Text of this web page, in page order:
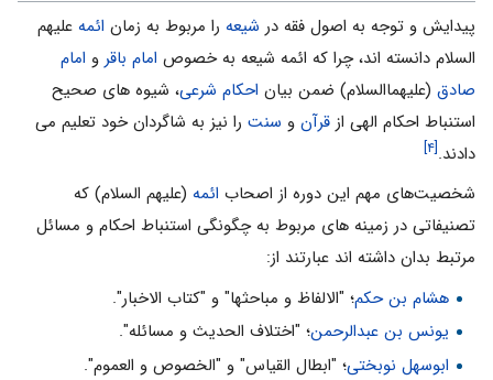
پیدایش و توجه به اصول فقه در شیعه را مربوط به زمان ائمه علیهم
السلام دانسته اند، چرا که ائمه شیعه به خصوص امام باقر و امام
صادق (علیهماالسلام) ضمن بیان احکام شرعی، شیوه های صحیح
استنباط احکام الهی از قرآن و سنت را نیز به شاگردان خود تعلیم می
دادند.[۴]
شخصیت‌های مهم این دوره از اصحاب ائمه (علیهم السلام) که
تصنیفاتی در زمینه های مربوط به چگونگی استنباط احکام و مسائل
مرتبط بدان داشته اند عبارتند از:
هشام بن حکم؛ "الالفاظ و مباحثها" و "کتاب الاخبار".
یونس بن عبدالرحمن؛ "اختلاف الحدیث و مسائله".
ابوسهل نوبختی؛ "ابطال القیاس" و "الخصوص و العموم".